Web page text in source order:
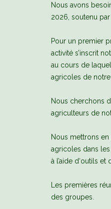
Nous avons
2026, soutenu par
Pour un premier
activité s’inscrit
au cours de
agricoles de notre
Nous cherchons
agriculteurs de
Nous mettrons
agricoles dans
à l’aide d‘outils
Les premières
des groupes.